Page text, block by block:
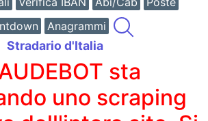
Anagrammi
Stradario d'Italia
sta
uno scraping